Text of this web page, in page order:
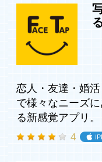
◇画像検索
◇リスト検索
◇掲示板検索
使いにくい機能を
らこそ初心者の方で
注意事項
・必ずアプリ内の利
だけません。
恋人・友達・婚
で様々なニーズ
る新感覚アプリ。
4